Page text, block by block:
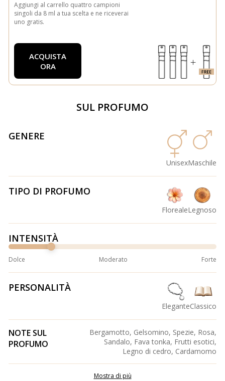
Aggiungi al carrello quattro campioni
singoli da 8 ml a tua scelta e ne riceverai
uno gratis.
ACQUISTA
ORA
SUL PROFUMO
GENERE
UnisexMaschile
TIPO DI PROFUMO
FlorealeLegnoso
INTENSITÀ
Dolce Moderato Forte
PERSONALITÀ
EleganteClassico
NOTE SUL
PROFUMO
Bergamotto, Gelsomino, Spezie, Rosa,
Sandalo, Fava tonka, Frutti esotici,
Legno di cedro, Cardamomo
Mostra di più